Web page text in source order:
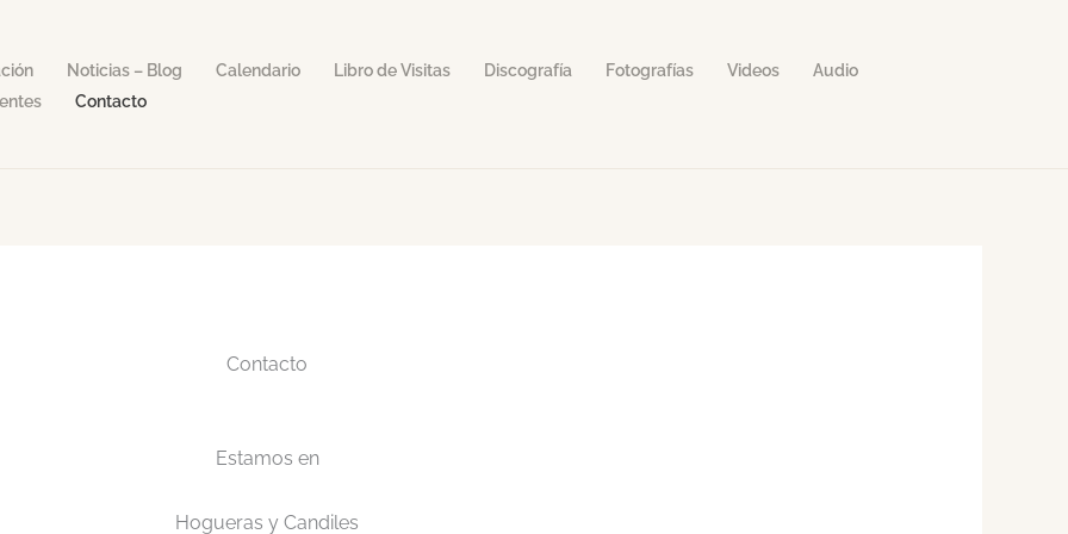
Noticias – Blog Calendario Libro de Visitas Discografía Fotografías Videos
Audio
Contacto
Contacto
Estamos en
Hogueras y Candiles